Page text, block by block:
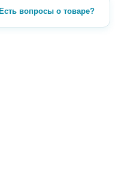
Есть вопросы о товаре?